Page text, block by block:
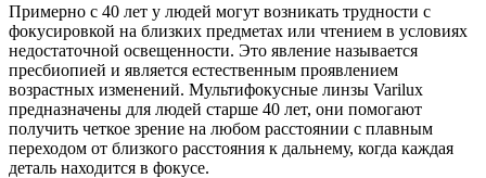
Примерно с 40 лет у людей могут возникать трудности с
фокусировкой на близких предметах или чтением в условиях
недостаточной освещенности. Это явление называется
пресбиопией и является естественным проявлением
возрастных изменений. Мультифокусные линзы Varilux
предназначены для людей старше 40 лет, они помогают
получить четкое зрение на любом расстоянии с плавным
переходом от близкого расстояния к дальнему, когда каждая
деталь находится в фокусе.